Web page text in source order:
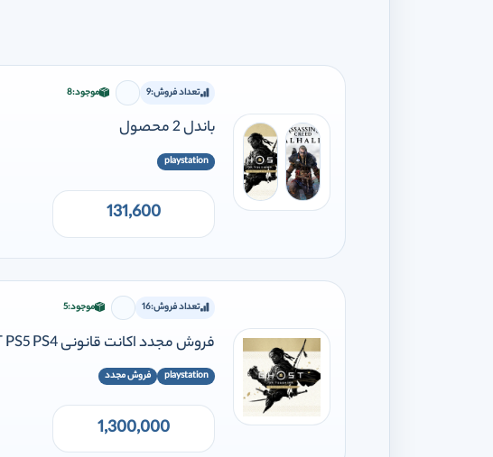
تعداد فروش:9 برای افزودن وارد شوید
موجود:8
باندل 2 محصول
playstation
131,600
تعداد فروش:16 برای افزودن وارد شوید
موجود:5
فروش مجدد اکانت قانونی Ghost of Tsushima DIRECTOR’S CUT PS5 PS4
playstation فروش مجدد
1,300,000